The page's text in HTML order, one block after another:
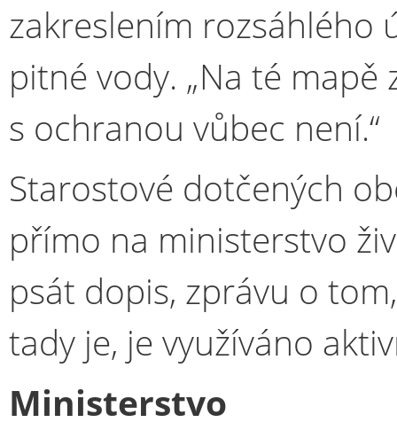
zakreslením rozsáhlého
pitné vody. „Na té mapě
s ochranou vůbec není.“
Starostové dotčených
přímo na ministerstvo
psát dopis, zprávu o
tady je, je využíváno
Ministerstvo